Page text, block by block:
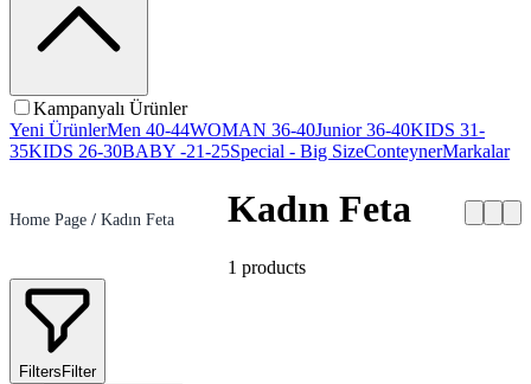
Kampanyalı Ürünler
Yeni ÜrünlerMen 40-44WOMAN 36-40Junior 36-40KIDS 31-
35KIDS 26-30BABY -21-25Special - Big SizeConteynerMarkalar
Home Page / Kadın Feta Kadın Feta
1 products
FiltersFilter